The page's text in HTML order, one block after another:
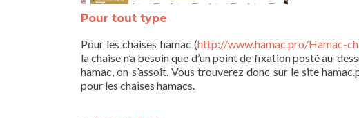
Pour tout type
Pour les chaises hamac (http://www.hamac.pro/Hamac-
la chaise n’a besoin que d’un point de fixation posté au-
hamac, on s’assoit. Vous trouverez donc sur le site
pour les chaises hamacs.